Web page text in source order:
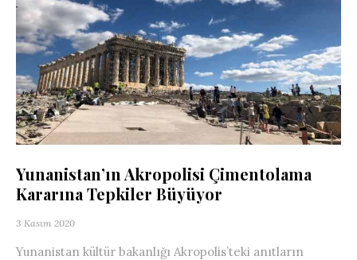
Yunanistan’ın Akropolisi Çimentolama
Kararına Tepkiler Büyüyor
3 Kasım 2020
Yunanistan kültür bakanlığı Akropolis’teki anıtların